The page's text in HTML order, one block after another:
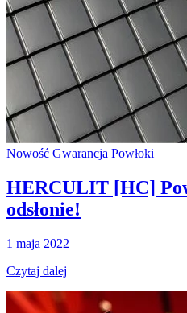
Nowość Gwarancja Powłoki
HERCULIT [HC]
odsłonie!
1 maja 2022
Czytaj dalej